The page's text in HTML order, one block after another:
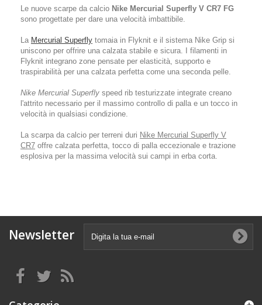
Le nuove scarpe da calcio Nike Mercurial Superfly V CR7 FG
sono progettate per dare una velocità imbattibile.
La Mercurial Superfly tomaia in Flyknit e il sistema Nike Grip si
uniscono per offrire una calzata stabile e sicura. I filamenti in
Flyknit integrano zone pensate per elasticità, supporto e
traspirabilità per una calzata perfetta come una seconda pelle.
Nike Mercurial Superfly speed rib testurizzate integrate creano
l'attrito necessario per il massimo controllo di palla e un tocco in
velocità in qualsiasi condizione.
La scarpa da calcio per terreni duri Nike Mercurial Superfly V
CR7 offre calzata perfetta, tocco di palla eccezionale e trazione
esplosiva per la massima velocità sui campi in erba corta.
Newsletter